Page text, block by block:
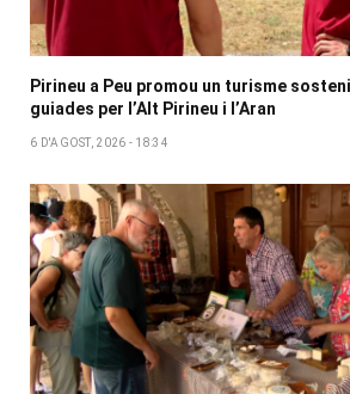
Pirineu a Peu promou un turisme
guiades per l’Alt Pirineu i l’Aran
6 D'AGOST, 2026 - 18:34